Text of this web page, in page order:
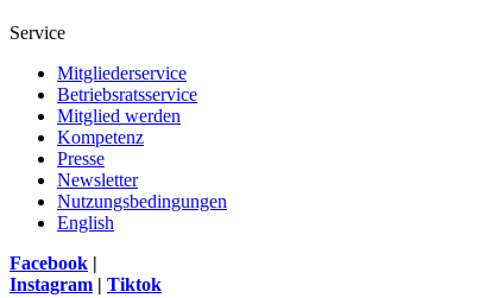
Service
Mitgliederservice
Betriebsratsservice
Mitglied werden
Kompetenz
Presse
Newsletter
Nutzungsbedingungen
English
Facebook |
Instagram | Tiktok